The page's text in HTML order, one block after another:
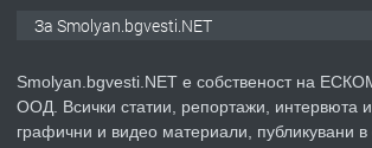
За Smolyan.bgvesti.NET
Smolyan.bgvesti.NET е собственост на
ООД. Всички статии, репортажи, интервюта и
графични и видео материали, публикувани в